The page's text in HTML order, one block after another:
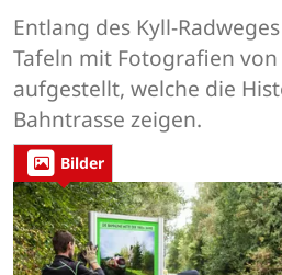
Entlang des Kyll-
Tafeln mit Fotografien
aufgestellt, welche die
Bahntrasse zeigen.
Bilder